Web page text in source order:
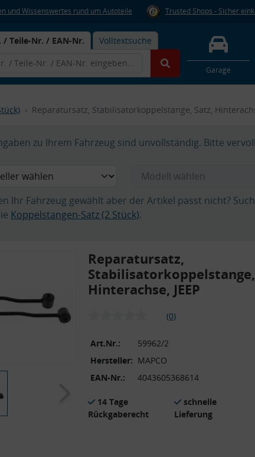
und Wissenswertes rund um Autoteile Trusted Shops - Sicher
Teile-Nr. / EAN-Nr. Volltextsuche
Garage
Reparatursatz, Stabilisatorkoppelstange, Satz,
zu Ihrem Fahrzeug sind unvollständig. Bitte
Ihr Fahrzeug gewählt aber der Artikel passt nicht?
Koppelstangen-Satz (2 Stück).
Reparatursatz,
Hinterachse, JEEP
(0)
Art.Nr.:
59962/2
Hersteller: MAPCO
EAN-Nr.:
4043605368614
14 Tage
Rückgaberecht
schnelle
Lieferung